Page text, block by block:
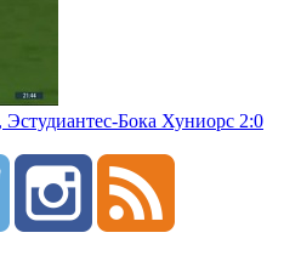
Бока Хуниорс 2:0